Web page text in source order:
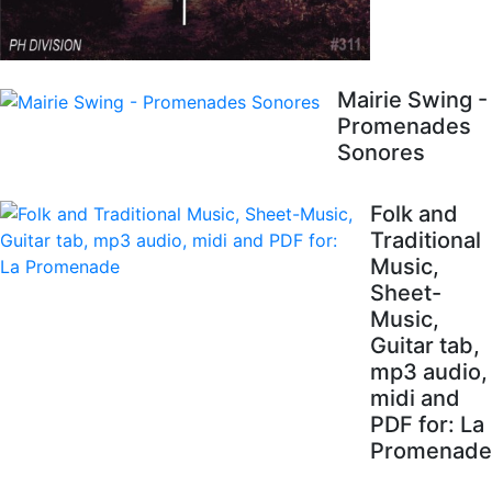
Mairie Swing -
Promenades
Sonores
Folk and
Traditional
Music,
Sheet-
Music,
Guitar tab,
mp3 audio,
midi and
PDF for: La
Promenade